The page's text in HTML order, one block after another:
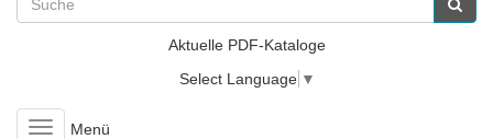
Aktuelle PDF-Kataloge
Select Language ▼
ToggleMenü